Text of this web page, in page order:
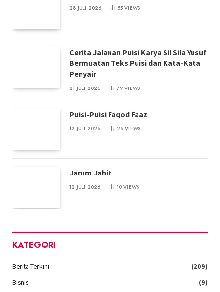
28 JULI 2026 55VIEWS
Cerita Jalanan Puisi Karya Sil Sila Yusuf
Bermuatan Teks Puisi dan Kata-Kata
Penyair
21 JULI 2026 79VIEWS
Puisi-Puisi Faqod Faaz
12 JULI 2026 26VIEWS
Jarum Jahit
12 JULI 2026 10VIEWS
KATEGORI
Berita Terkini
(209)
Bisnis
(9)